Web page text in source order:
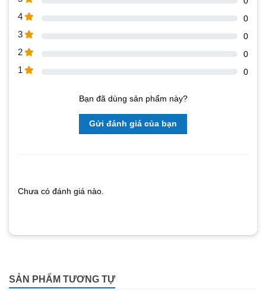
4 0
3 0
2 0
1 0
Bạn đã dùng sản phẩm này?
Gửi đánh giá của bạn
Chưa có đánh giá nào.
SẢN PHẨM TƯƠNG TỰ